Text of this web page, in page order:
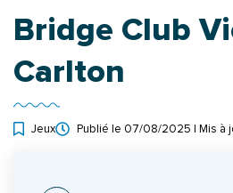
Bridge Club
Carlton
Jeux Publié le 07/08/2025 | Mis à